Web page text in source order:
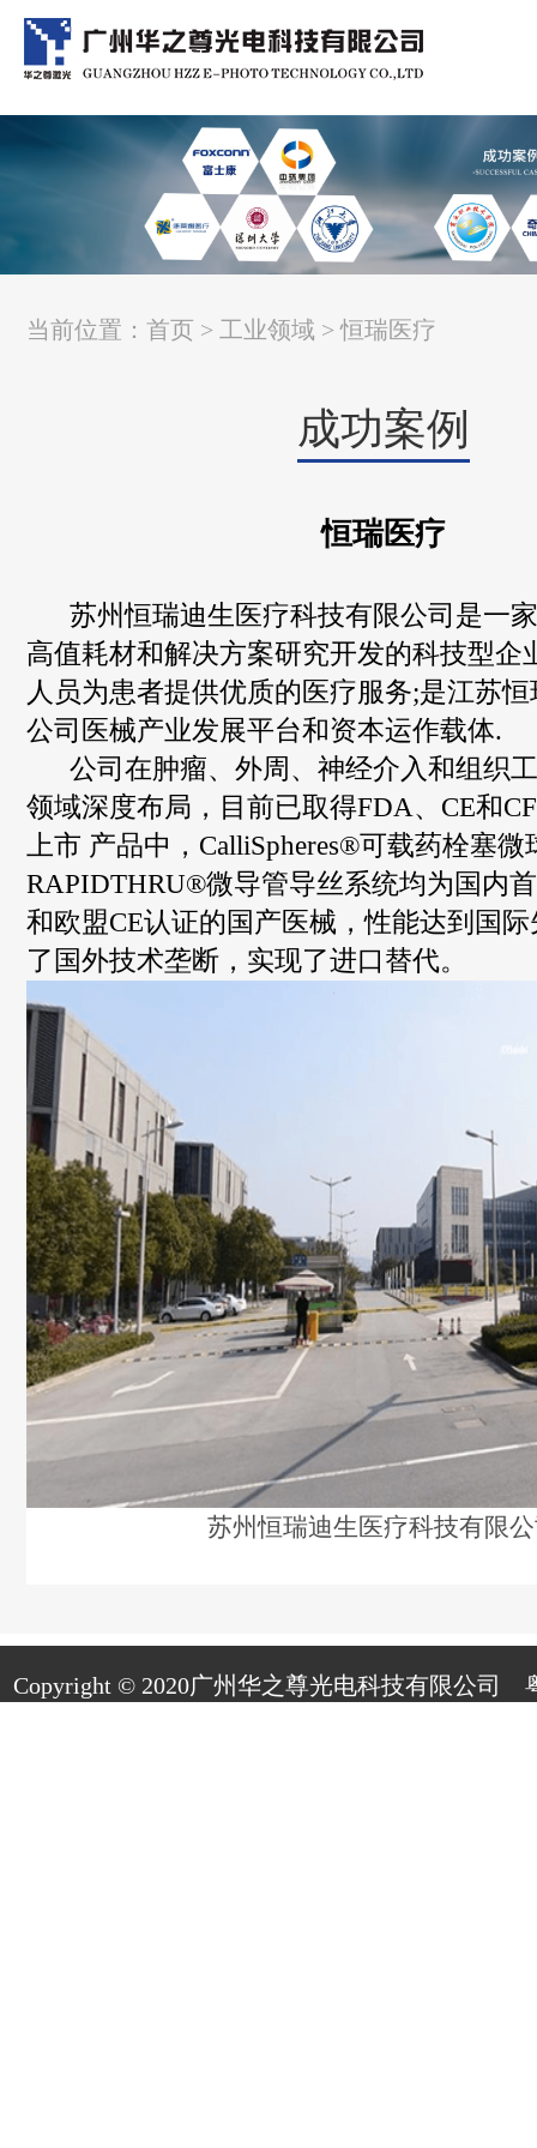
当前位置：首页 > 工业领域 > 恒瑞医疗
成功案例
恒瑞医疗
苏州恒瑞迪生医疗科技有限公司是一
高值耗材和解决方案研究开发的科技型企
人员为患者提供优质的医疗服务;是江苏
公司医械产业发展平台和资本运作载体.
公司在肿瘤、外周、神经介入和组织
领域深度布局，目前已取得FDA、CE和
上市 产品中，CalliSpheres®可载药栓塞微
RAPIDTHRU®微导管导丝系统均为国内
和欧盟CE认证的国产医械，性能达到国
了国外技术垄断，实现了进口替代。
苏州恒瑞迪生医疗科技有限
Copyright © 2020广州华之尊光电科技有限公司